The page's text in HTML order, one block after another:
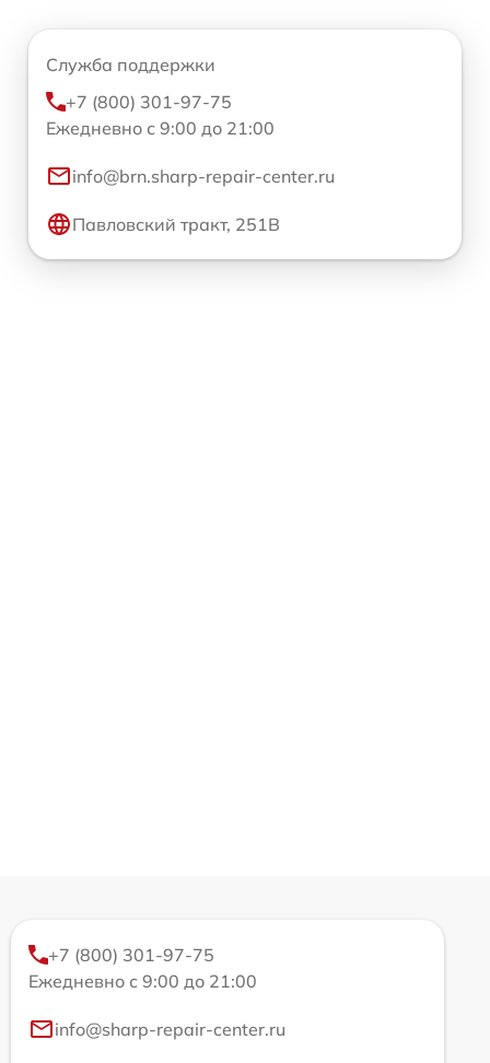
Служба поддержки
+7 (800) 301-97-75
Ежедневно с 9:00 до 21:00
info@brn.sharp-repair-center.ru
Павловский тракт, 251В
+7 (800) 301-97-75
Ежедневно с 9:00 до 21:00
info@sharp-repair-center.ru